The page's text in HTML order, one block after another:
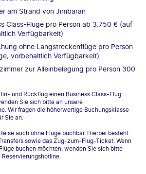
am Strand von Jimbaran
Class-Flüge pro Person ab 3.750 € (auf
Verfügbarkeit)
ohne Langstreckenflüge pro Person
vorbehaltlich Verfügbarkeit)
zur Alleinbelegung pro Person 300
und Rückflug einen Business Class-Flug
Sie sich bitte an unsere
Wir fragen die höherwertige Buchungsklasse
Sie an.
auch ohne Flüge buchbar. Hierbei besteht
sowie das Zug-zum-Flug-Ticket. Wenn
buchen möchten, wenden Sie sich bitte